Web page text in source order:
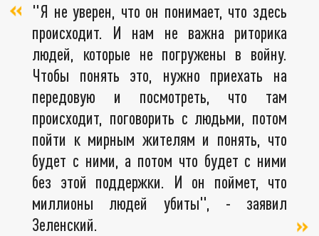
"Я не уверен, что он понимает, что здесь
происходит. И нам не важна риторика
людей, которые не погружены в войну.
Чтобы понять это, нужно приехать на
передовую и посмотреть, что там
происходит, поговорить с людьми, потом
пойти к мирным жителям и понять, что
будет с ними, а потом что будет с ними
без этой поддержки. И он поймет, что
миллионы людей убиты", - заявил
Зеленский.